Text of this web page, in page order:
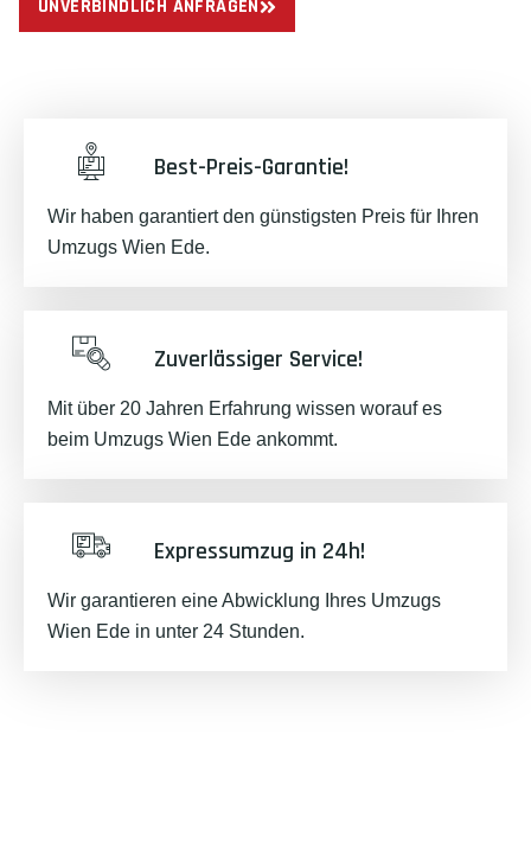
UNVERBINDLICH ANFRAGEN
Best-Preis-Garantie!
Wir haben garantiert den günstigsten Preis für Ihren
Umzugs Wien Ede.
Zuverlässiger Service!
Mit über 20 Jahren Erfahrung wissen worauf es
beim Umzugs Wien Ede ankommt.
Expressumzug in 24h!
Wir garantieren eine Abwicklung Ihres Umzugs
Wien Ede in unter 24 Stunden.